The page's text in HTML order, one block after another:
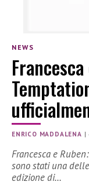
NEWS
ENRICO MADDALENA |
Francesca e
sono stati una
edizione di…